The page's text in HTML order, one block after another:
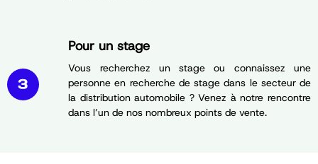
Pour un stage
Vous recherchez un stage ou connaissez une
personne en recherche de stage dans le secteur de
la distribution automobile ? Venez à notre rencontre
dans l’un de nos nombreux points de vente.